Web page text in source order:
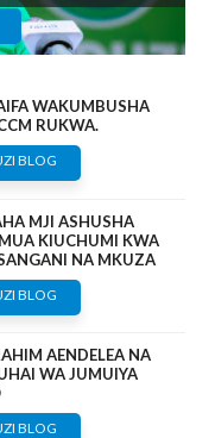
WAKUMBUSHA
RUKWA.
BLOG
MJI ASHUSHA
KIUCHUMI KWA
NA MKUZA
BLOG
AENDELEA NA
WA JUMUIYA
BLOG